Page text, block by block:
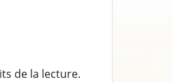
de la lecture.